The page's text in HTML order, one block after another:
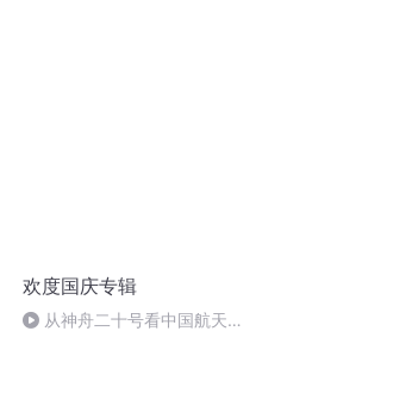
欢度国庆专辑
从神舟二十号看中国航天